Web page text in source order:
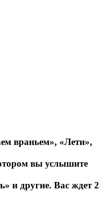
враньем», «Лети»,
вы услышите
и другие. Вас ждет 2